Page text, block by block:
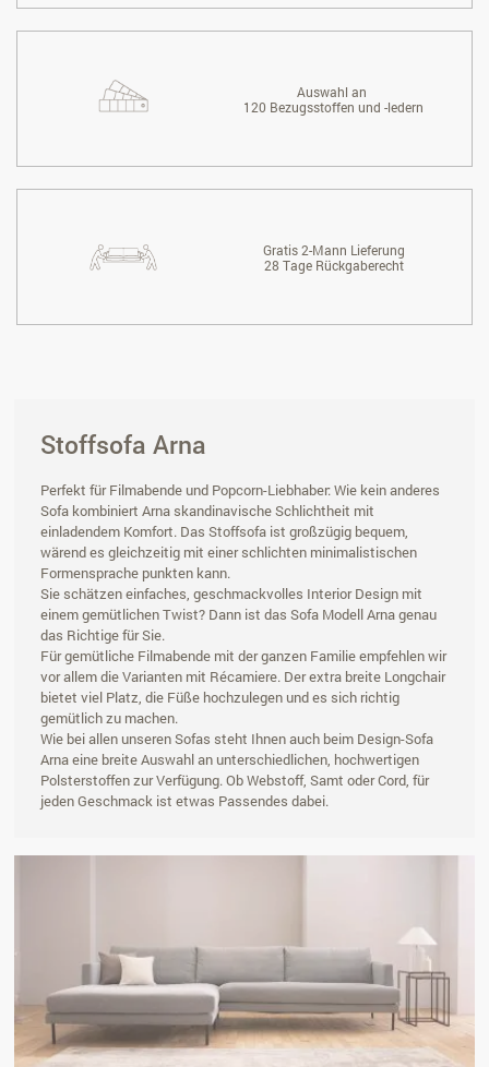
Auswahl an
120 Bezugsstoffen und -ledern
Gratis 2-Mann Lieferung
28 Tage Rückgaberecht
Stoffsofa Arna
Perfekt für Filmabende und Popcorn-Liebhaber: Wie kein anderes
Sofa kombiniert Arna skandinavische Schlichtheit mit
einladendem Komfort. Das Stoffsofa ist großzügig bequem,
wärend es gleichzeitig mit einer schlichten minimalistischen
Formensprache punkten kann.
Sie schätzen einfaches, geschmackvolles Interior Design mit
einem gemütlichen Twist? Dann ist das Sofa Modell Arna genau
das Richtige für Sie.
Für gemütliche Filmabende mit der ganzen Familie empfehlen wir
vor allem die Varianten mit Récamiere. Der extra breite Longchair
bietet viel Platz, die Füße hochzulegen und es sich richtig
gemütlich zu machen.
Wie bei allen unseren Sofas steht Ihnen auch beim Design-Sofa
Arna eine breite Auswahl an unterschiedlichen, hochwertigen
Polsterstoffen zur Verfügung. Ob Webstoff, Samt oder Cord, für
jeden Geschmack ist etwas Passendes dabei.